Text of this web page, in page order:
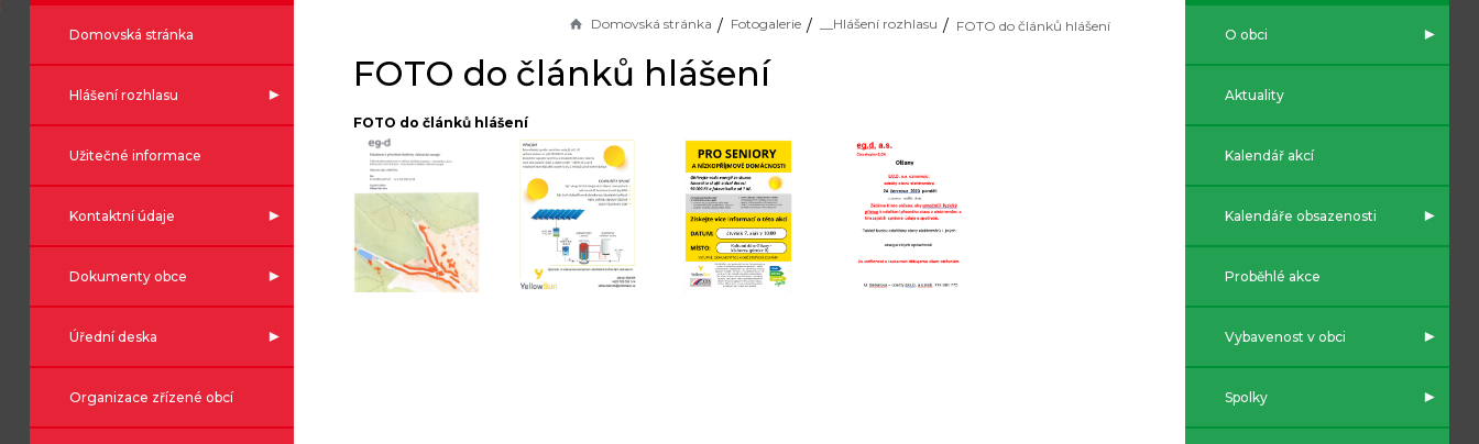
Domovská stránka
Hlášení rozhlasu
Užitečné informace
Kontaktní údaje
Dokumenty obce
Úřední deska
Organizace zřízené obcí
Domovská stránka Fotogalerie __Hlášení rozhlasu FOTO do článků hlášení
FOTO do článků hlášení
FOTO do článků hlášení
O obci
Aktuality
Kalendář akcí
Kalendáře obsazenosti
Proběhlé akce
Vybavenost v obci
Spolky